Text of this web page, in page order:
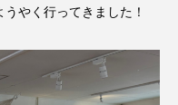
やく行ってきました！